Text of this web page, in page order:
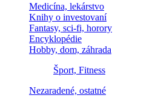
Medicína, lekárstvo
Knihy o investovaní
Fantasy, sci-fi, horory
Encyklopédie
Hobby, dom, záhrada
Šport, Fitness
Nezaradené, ostatné